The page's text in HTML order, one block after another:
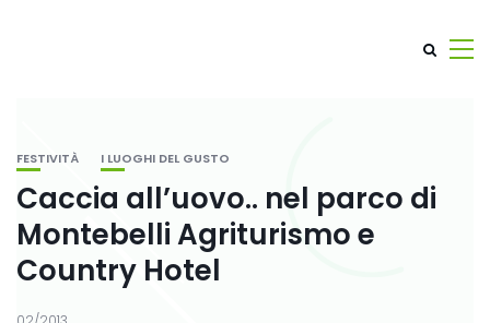
FESTIVITÀ I LUOGHI DEL GUSTO
Caccia all’uovo.. nel parco di
Montebelli Agriturismo e
Country Hotel